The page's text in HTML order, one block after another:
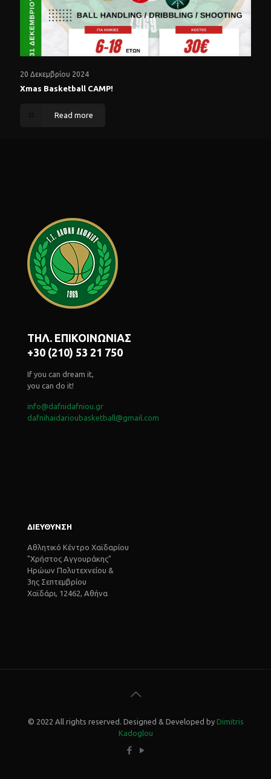
20 Δεκεμβρίου 2024
Xmas Basketball CAMP!
Read more
ΤΗΛ. ΕΠΙΚΟΙΝΩΝΙΑΣ
+30 (210) 53 21 750
If you can dream it,
you can do it!
info@dafnidafniou.gr
dafnihaidarioubasketball@gmail.com
ΔΙΕΥΘΥΝΣΗ
Αθλητικό Κέντρο Χαϊδαρίου
"Χρήστος Αγγουράκης"
Ηρώων Πολυτεχνείου &
3ης Σεπτεμβρίου
Χαϊδάρι, 12462, Αθήνα
© 2022 All rights reserved. Designed & Developed by Dimitris
Kadoglou